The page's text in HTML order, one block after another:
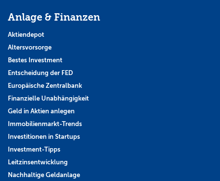
Anlage & Finanzen
Aktiendepot
Altersvorsorge
Bestes Investment
Entscheidung der FED
Europäische Zentralbank
Finanzielle Unabhängigkeit
Geld in Aktien anlegen
Immobilienmarkt-Trends
Investitionen in Startups
Investment-Tipps
Leitzinsentwicklung
Nachhaltige Geldanlage